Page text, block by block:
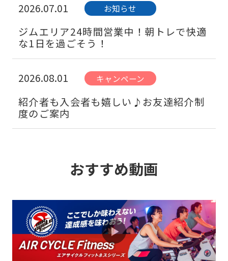
2026.07.01 お知らせ
ジムエリア24時間営業中！朝トレで快適
な1日を過ごそう！
2026.08.01 キャンペーン
紹介者も入会者も嬉しい♪お友達紹介制
度のご案内
ジム全面リニューアルオープン！圧巻の
2026.07.01 お知らせ
★リニューアル情報★ 圧巻のジム！リニ
ューアル後の新マシンを一部ご紹介！
おすすめ動画